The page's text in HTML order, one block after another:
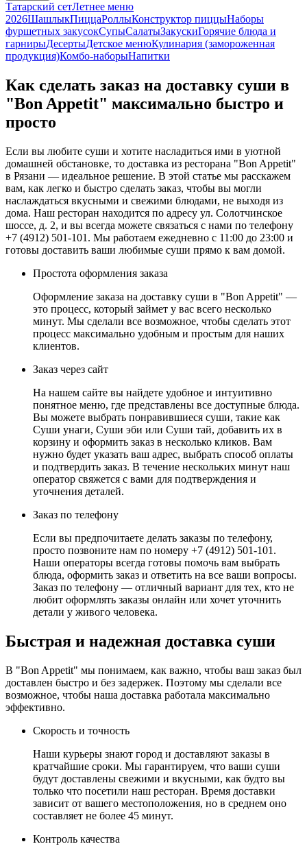
Татарский сетЛетнее меню
2026ШашлыкПиццаРоллыКонструктор пиццыНаборы
фуршетных закусокСупыСалатыЗакускиГорячие блюда и
гарнирыДесертыДетское менюКулинария (замороженная
продукция)Комбо-наборыНапитки
Как сделать заказ на доставку суши в
"Bon Appetit" максимально быстро и
просто
Если вы любите суши и хотите насладиться ими в уютной
домашней обстановке, то доставка из ресторана "Bon Appetit"
в Рязани — идеальное решение. В этой статье мы расскажем
вам, как легко и быстро сделать заказ, чтобы вы могли
наслаждаться вкусными и свежими блюдами, не выходя из
дома. Наш ресторан находится по адресу ул. Солотчинское
шоссе, д. 2, и вы всегда можете связаться с нами по телефону
+7 (4912) 501-101. Мы работаем ежедневно с 11:00 до 23:00 и
готовы доставить ваши любимые суши прямо к вам домой.
Простота оформления заказа
Оформление заказа на доставку суши в "Bon Appetit" —
это процесс, который займет у вас всего несколько
минут. Мы сделали все возможное, чтобы сделать этот
процесс максимально удобным и простым для наших
клиентов.
Заказ через сайт
На нашем сайте вы найдете удобное и интуитивно
понятное меню, где представлены все доступные блюда.
Вы можете выбрать понравившиеся суши, такие как
Суши унаги, Суши эби или Суши тай, добавить их в
корзину и оформить заказ в несколько кликов. Вам
нужно будет указать ваш адрес, выбрать способ оплаты
и подтвердить заказ. В течение нескольких минут наш
оператор свяжется с вами для подтверждения и
уточнения деталей.
Заказ по телефону
Если вы предпочитаете делать заказы по телефону,
просто позвоните нам по номеру +7 (4912) 501-101.
Наши операторы всегда готовы помочь вам выбрать
блюда, оформить заказ и ответить на все ваши вопросы.
Заказ по телефону — отличный вариант для тех, кто не
любит оформлять заказы онлайн или хочет уточнить
детали у живого человека.
Быстрая и надежная доставка суши
В "Bon Appetit" мы понимаем, как важно, чтобы ваш заказ был
доставлен быстро и без задержек. Поэтому мы сделали все
возможное, чтобы наша доставка работала максимально
эффективно.
Скорость и точность
Наши курьеры знают город и доставляют заказы в
кратчайшие сроки. Мы гарантируем, что ваши суши
будут доставлены свежими и вкусными, как будто вы
только что посетили наш ресторан. Время доставки
зависит от вашего местоположения, но в среднем оно
составляет не более 45 минут.
Контроль качества